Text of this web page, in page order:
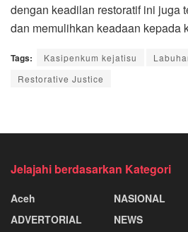
dengan keadilan restoratif ini juga
dan memulihkan keadaan kepada
Tags: Kasipenkum kejatisu
Restorative Justice
Jelajahi berdasarkan Kategori
Aceh
ADVERTORIAL
NASIONAL
NEWS